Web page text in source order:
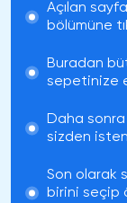
Açılan
bölümüne
Buradan
sepetinize
Daha sonra
sizden
Son olarak
birini seçip